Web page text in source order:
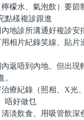
水、氣泡飲）要節制
樣複診跟進
診所溝通好複診安排
片紀錄笑線、貼片
唔到內地、但出現
紀錄（照相、X光、
好做乜
飲食、用吸管飲深